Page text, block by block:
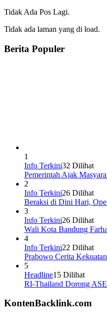
Tidak Ada Pos Lagi.
Tidak ada laman yang di load.
Berita Populer
1
Info Terkini32 Dilihat
Pemerintah Ajak
2
Info Terkini26 Dilihat
Beraksi di Dini Hari,
3
Info Terkini26 Dilihat
Wali Kota Bandung
4
Info Terkini22 Dilihat
Prabowo Cerita
5
Headline15 Dilihat
RI-Thailand Dorong
KontenBacklink.com